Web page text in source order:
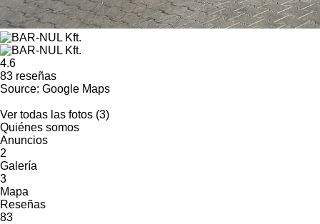
4.6
83 reseñas
Source: Google Maps
Ver todas las fotos (3)
Quiénes somos
Anuncios
2
Galería
3
Mapa
Reseñas
83